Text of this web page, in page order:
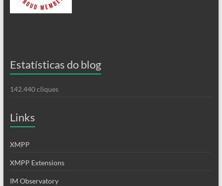
Estatísticas do blog
142.440 cliques
Links
XMPP
XMPP Extensions
IM Observatory